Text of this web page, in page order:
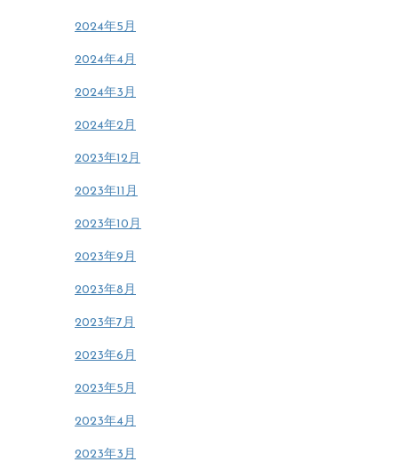
2024年5月
2024年4月
2024年3月
2024年2月
2023年12月
2023年11月
2023年10月
2023年9月
2023年8月
2023年7月
2023年6月
2023年5月
2023年4月
2023年3月